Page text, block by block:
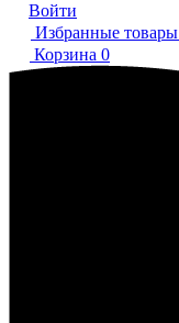
Войти
Избранные товары
Корзина 0